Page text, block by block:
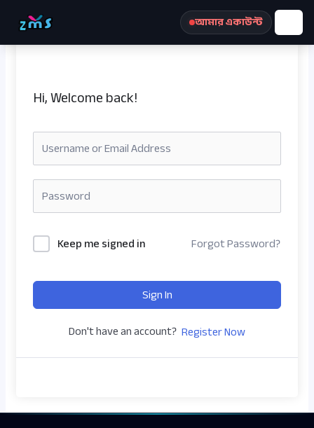
আমার একাউন্ট
Hi, Welcome back!
Keep me signed in Forgot Password?
Sign In
Don't have an account? Register Now